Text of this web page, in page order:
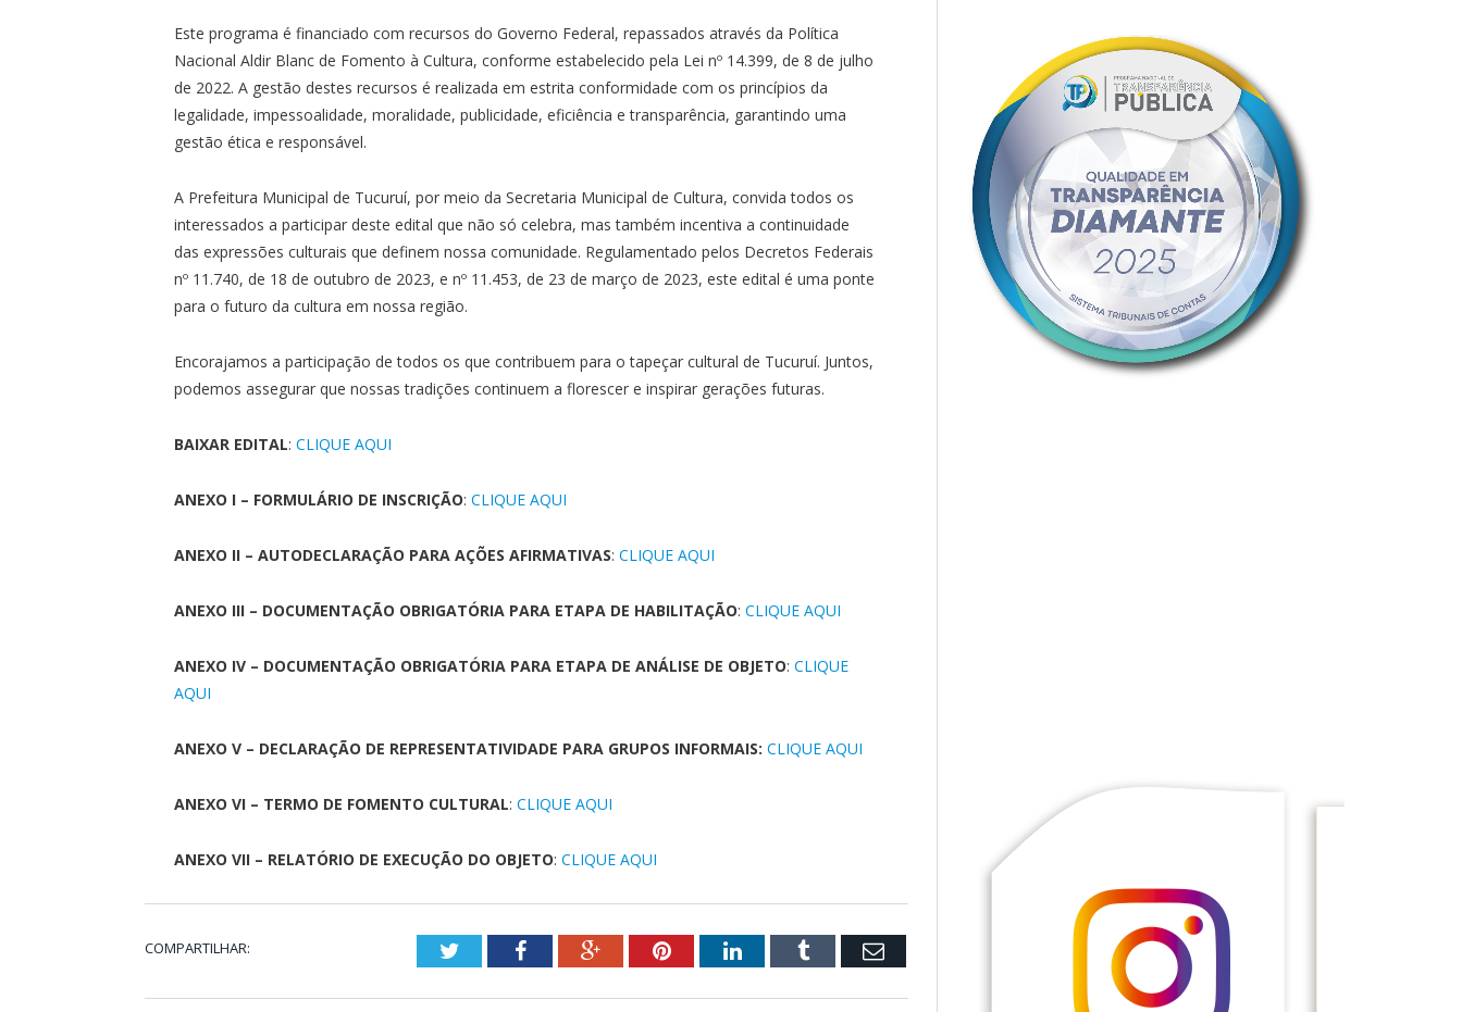
Este programa é financiado com recursos do Governo Federal, repassados através da Política
Nacional Aldir Blanc de Fomento à Cultura, conforme estabelecido pela Lei nº 14.399, de 8 de julho
de 2022. A gestão destes recursos é realizada em estrita conformidade com os princípios da
legalidade, impessoalidade, moralidade, publicidade, eficiência e transparência, garantindo uma
gestão ética e responsável.
A Prefeitura Municipal de Tucuruí, por meio da Secretaria Municipal de Cultura, convida todos os
interessados a participar deste edital que não só celebra, mas também incentiva a continuidade
das expressões culturais que definem nossa comunidade. Regulamentado pelos Decretos Federais
nº 11.740, de 18 de outubro de 2023, e nº 11.453, de 23 de março de 2023, este edital é uma ponte
para o futuro da cultura em nossa região.
Encorajamos a participação de todos os que contribuem para o tapeçar cultural de Tucuruí. Juntos,
podemos assegurar que nossas tradições continuem a florescer e inspirar gerações futuras.
BAIXAR EDITAL:CLIQUE AQUI
ANEXO I – FORMULÁRIO DE INSCRIÇÃO:CLIQUE AQUI
ANEXO II – AUTODECLARAÇÃO PARA AÇÕES AFIRMATIVAS:CLIQUE AQUI
ANEXO III – DOCUMENTAÇÃO OBRIGATÓRIA PARA ETAPA DE HABILITAÇÃO:CLIQUE AQUI
ANEXO IV – DOCUMENTAÇÃO OBRIGATÓRIA PARA ETAPA DE ANÁLISE DE OBJETO:CLIQUE
AQUI
ANEXO V – DECLARAÇÃO DE REPRESENTATIVIDADE PARA GRUPOS INFORMAIS:CLIQUE AQUI
ANEXO VI – TERMO DE FOMENTO CULTURAL: CLIQUE AQUI
ANEXO VII – RELATÓRIO DE EXECUÇÃO DO OBJETO:CLIQUE AQUI
COMPARTILHAR: TwitterFacebookGoogle+PinterestLinkedInTumblr Email